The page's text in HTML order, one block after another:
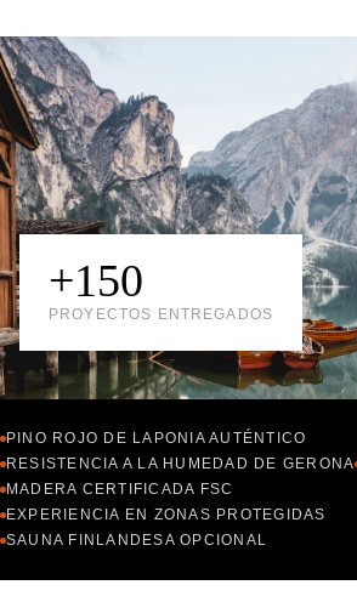
+150
PROYECTOS ENTREGADOS
PINO ROJO DE LAPONIA AUTÉNTICO
RESISTENCIA A LA HUMEDAD DE GERONA
MADERA CERTIFICADA FSC
EXPERIENCIA EN ZONAS PROTEGIDAS
SAUNA FINLANDESA OPCIONAL